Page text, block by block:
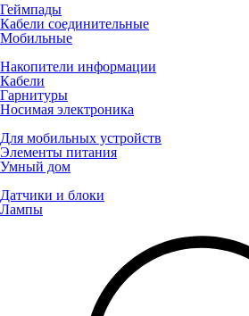
Геймпады
Кабели соединительные
Мобильные
Накопители информации
Кабели
Гарнитуры
Носимая электроника
Для мобильных устройств
Элементы питания
Умный дом
Датчики и блоки
Лампы